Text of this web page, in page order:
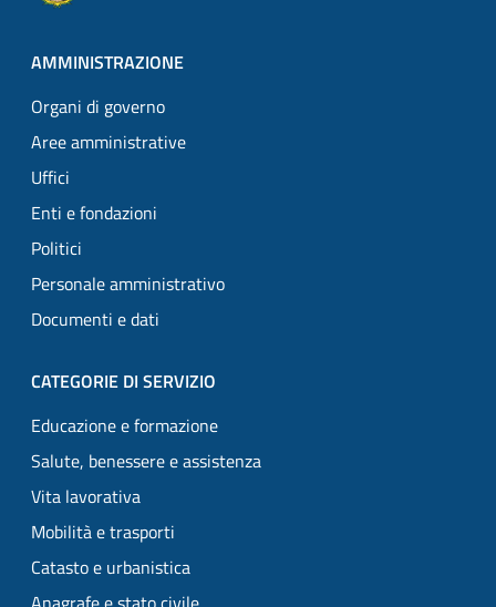
AMMINISTRAZIONE
Organi di governo
Aree amministrative
Uffici
Enti e fondazioni
Politici
Personale amministrativo
Documenti e dati
CATEGORIE DI SERVIZIO
Educazione e formazione
Salute, benessere e assistenza
Vita lavorativa
Mobilità e trasporti
Catasto e urbanistica